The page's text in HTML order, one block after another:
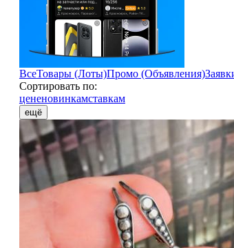
ВсеТовары (Лоты)Промо (Объявления)
Сортировать по:
цененовинкамставкам
ещё